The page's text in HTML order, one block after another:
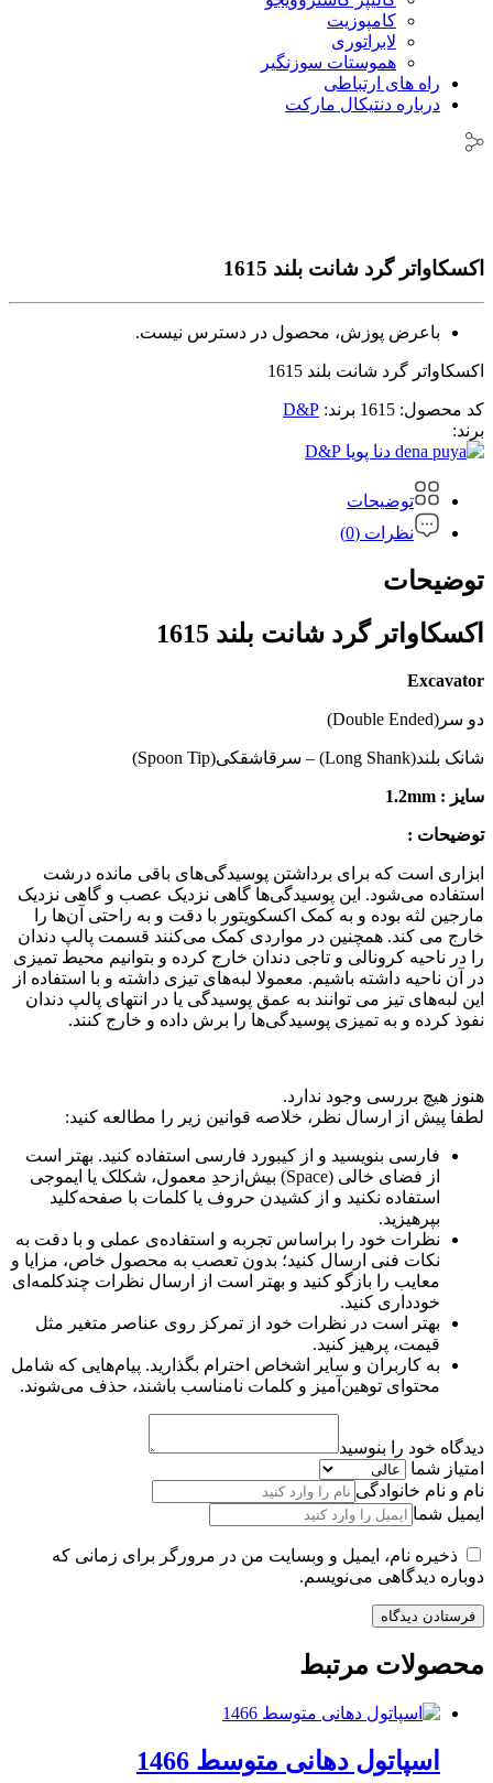
کامپوزیت
لابراتوری
هموستات سوزنگیر
راه های ارتباطی
درباره دنتیکال مارکت
اکسکاواتر گرد شانت بلند 1615
باعرض پوزش، محصول در دسترس نیست.
اکسکاواتر گرد شانت بلند 1615
کد محصول: 1615 برند: D&P
برند:
D&P
توضیحات
نظرات (0)
توضیحات
اکسکاواتر گرد شانت بلند 1615
Excavator
دو سر(Double Ended)
شانک بلند(Long Shank) – سرقاشقکی(Spoon Tip)
سایز : 1.2mm
توضیحات :
ابزاری است که برای برداشتن پوسیدگی‌های باقی مانده درشت
استفاده می‌شود. این پوسیدگی‌ها گاهی نزدیک عصب و گاهی نزدیک
مارجین لثه بوده و به کمک اکسکویتور با دقت و به راحتی آن‌ها را
خارج می کند. همچنین در مواردی کمک می‌کنند قسمت پالپ دندان
را در ناحیه کرونالی و تاجی دندان خارج کرده و بتوانیم محیط تمیزی
در آن ناحیه داشته باشیم. معمولا لبه‌های تیزی داشته و با استفاده از
این لبه‌های تیز می توانند به عمق پوسیدگی یا در انتهای پالپ دندان
نفوذ کرده و به تمیزی پوسیدگی‌ها را برش داده و خارج کنند.
هنوز هیچ بررسی وجود ندارد.
لطفا پیش از ارسال نظر، خلاصه قوانین زیر را مطالعه کنید:
فارسی بنویسید و از کیبورد فارسی استفاده کنید. بهتر است
از فضای خالی (Space) بیش‌از‌حدِ معمول، شکلک یا ایموجی
استفاده نکنید و از کشیدن حروف یا کلمات با صفحه‌کلید
بپرهیزید.
نظرات خود را براساس تجربه و استفاده‌ی عملی و با دقت به
نکات فنی ارسال کنید؛ بدون تعصب به محصول خاص، مزایا و
معایب را بازگو کنید و بهتر است از ارسال نظرات چندکلمه‌‌ای
خودداری کنید.
بهتر است در نظرات خود از تمرکز روی عناصر متغیر مثل
قیمت، پرهیز کنید.
به کاربران و سایر اشخاص احترام بگذارید. پیام‌هایی که شامل
محتوای توهین‌آمیز و کلمات نامناسب باشند، حذف می‌شوند.
دیدگاه خود را بنوسید
امتیاز شما
نام و نام خانوادگی
ایمیل شما
ذخیره نام، ایمیل و وبسایت من در مرورگر برای زمانی که
دوباره دیدگاهی می‌نویسم.
محصولات مرتبط
اسپاتول دهانی متوسط 1466